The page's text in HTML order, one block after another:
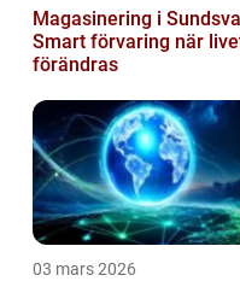
Magasinering i
Smart förvaring när
förändras
03 mars 2026